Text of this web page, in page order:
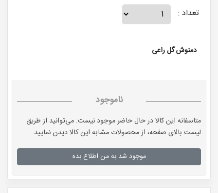
تعداد :
دمنوش گل راعی
ناموجود
متاسفانه این کالا در حال حاضر موجود نیست. می‌توانید از طریق
لیست بالای صفحه، از محصولات مشابه این کالا دیدن نمایید
موجود شد به من اطلاع بده